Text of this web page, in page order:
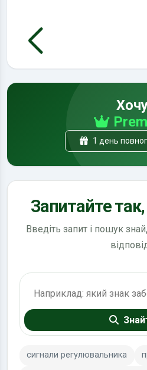
1 день
Запитайте
Введіть запит і пошук
сигнали регулювальника